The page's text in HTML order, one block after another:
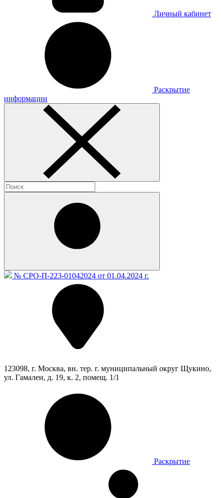
Личный кабинет
Раскрытие
информации
№ СРО-П-223-01042024 от 01.04.2024 г.
123098, г. Москва, вн. тер. г. муниципальный округ Щукино,
ул. Гамалеи, д. 19, к. 2, помещ. 1/1
Раскрытие